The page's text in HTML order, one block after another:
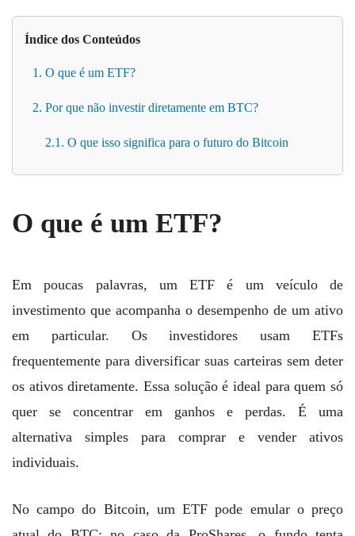
Índice dos Conteúdos
1. O que é um ETF?
2. Por que não investir diretamente em BTC?
2.1. O que isso significa para o futuro do Bitcoin
O que é um ETF?
Em poucas palavras, um ETF é um veículo de
investimento que acompanha o desempenho de um ativo
em particular. Os investidores usam ETFs
frequentemente para diversificar suas carteiras sem deter
os ativos diretamente. Essa solução é ideal para quem só
quer se concentrar em ganhos e perdas. É uma
alternativa simples para comprar e vender ativos
individuais.
No campo do Bitcoin, um ETF pode emular o preço